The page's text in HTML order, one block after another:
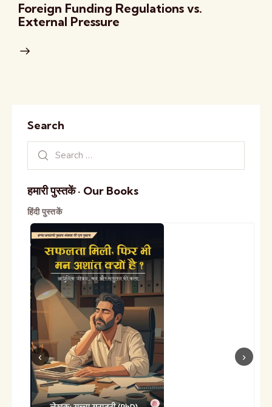
Foreign Funding Regulations vs.
External Pressure
Search
हमारी पुस्तकें · Our Books
हिंदी पुस्तकें